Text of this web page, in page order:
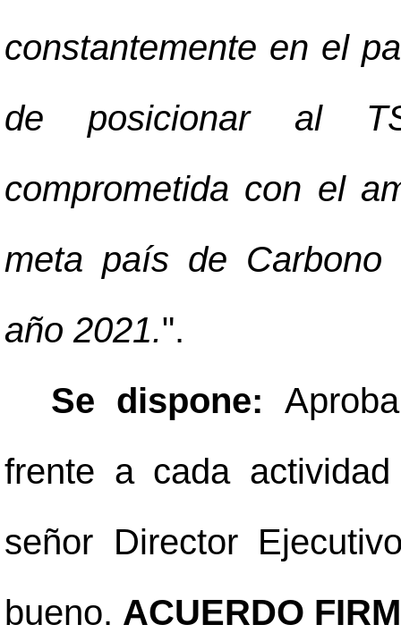
constantemente en el
de posicionar al
comprometida con el
meta país de Carbono
año 2021.".
Se dispone:
frente a cada
señor Director
bueno. ACUERDO